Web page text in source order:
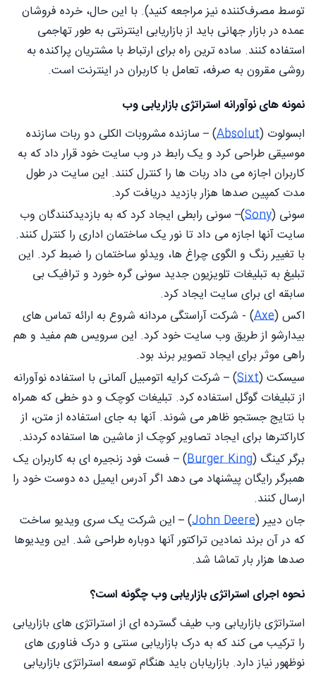
توسط مصرف‌کننده نیز مراجعه کنید). با این حال، خرده فروشان
عمده در بازار جهانی باید از بازاریابی اینترنتی به طور تهاجمی
استفاده کنند. ساده ترین راه برای ارتباط با مشتریان پراکنده به
روشی مقرون به صرفه، تعامل با کاربران در اینترنت است.
نمونه های نوآورانه استراتژی بازاریابی وب
ابسولوت (Absolut) – سازنده مشروبات الکلی دو ربات سازنده
موسیقی طراحی کرد و یک رابط در وب سایت خود قرار داد که به
کاربران اجازه می داد ربات ها را کنترل کنند. این سایت در طول
مدت کمپین صدها هزار بازدید دریافت کرد.
سونی (Sony)– سونی رابطی ایجاد کرد که به بازدیدکنندگان وب
سایت آنها اجازه می داد تا نور یک ساختمان اداری را کنترل کنند.
با تغییر رنگ و الگوی چراغ ها، ویدئو ساختمان را ضبط کرد. این
تبلیغ به تبلیغات تلویزیون جدید سونی گره خورد و ترافیک بی
سابقه ای برای سایت ایجاد کرد.
اکس (Axe) - شرکت آراستگی مردانه شروع به ارائه تماس های
بیدارشو از طریق وب سایت خود کرد. این سرویس هم مفید و هم
راهی موثر برای ایجاد تصویر برند بود.
سیسکت (Sixt) – شرکت کرایه اتومبیل آلمانی با استفاده نوآورانه
از تبلیغات گوگل استفاده کرد. تبلیغات کوچک و دو خطی که همراه
با نتایج جستجو ظاهر می شوند. آنها به جای استفاده از متن، از
کاراکترها برای ایجاد تصاویر کوچک از ماشین ها استفاده کردند.
برگر کینگ (Burger King) – فست فود زنجیره ای به کاربران یک
همبرگر رایگان پیشنهاد می دهد اگر آدرس ایمیل ده دوست خود را
ارسال کنند.
جان دییر (John Deere) – این شرکت یک سری ویدیو ساخت
که در آن برند نمادین تراکتور آنها دوباره طراحی شد. این ویدیوها
صدها هزار بار تماشا شد.
نحوه اجرای استراتژی بازاریابی وب چگونه است؟
استراتژی بازاریابی وب طیف گسترده ای از استراتژی های بازاریابی
را ترکیب می کند که به درک بازاریابی سنتی و درک فناوری های
نوظهور نیاز دارد. بازاریابان باید هنگام توسعه استراتژی بازاریابی